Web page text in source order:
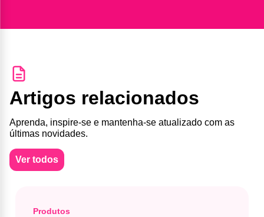
Artigos relacionados
Aprenda, inspire-se e mantenha-se atualizado com as
últimas novidades.
Ver todos
Produtos